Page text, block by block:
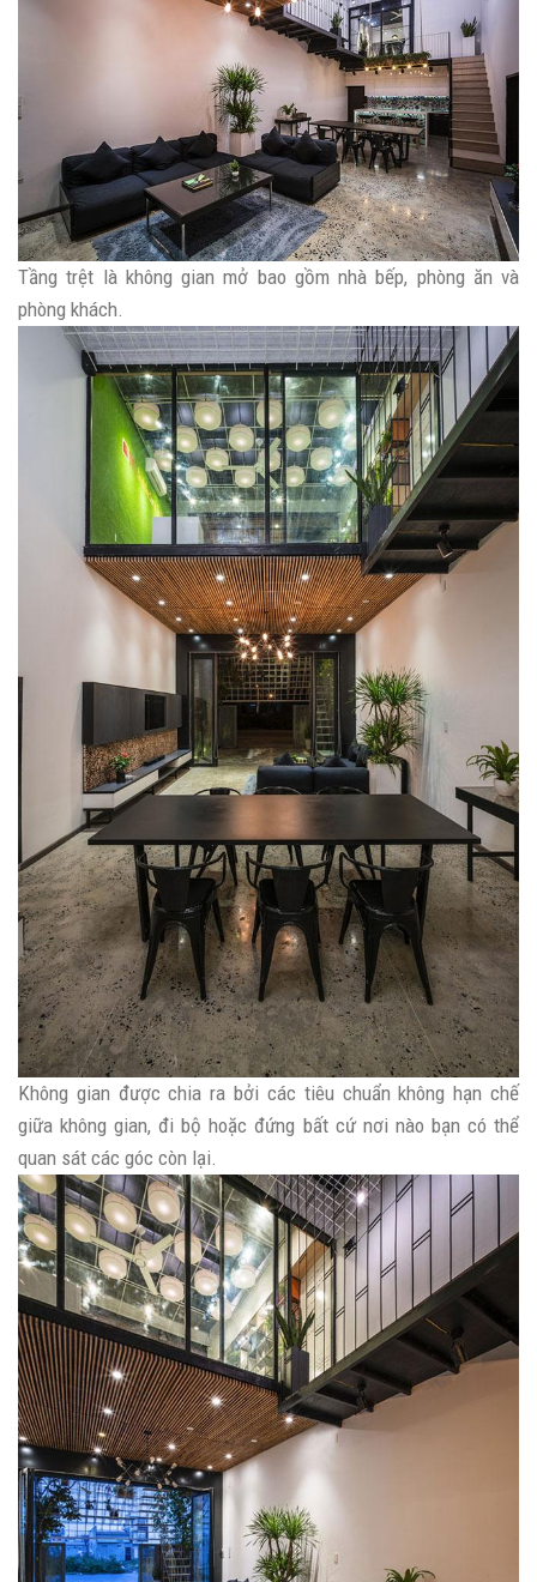
Tầng trệt là không gian mở bao gồm nhà bếp, phòng ăn và
phòng khách.
Không gian được chia ra bởi các tiêu chuẩn không hạn chế
giữa không gian, đi bộ hoặc đứng bất cứ nơi nào bạn có thể
quan sát các góc còn lại.